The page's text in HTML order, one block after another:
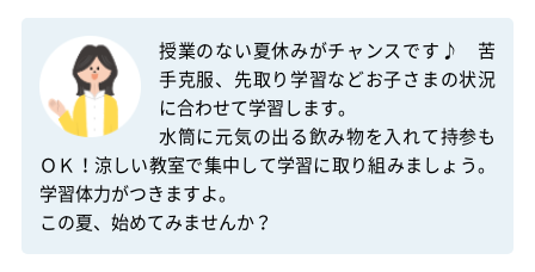
授業のない夏休みがチャンスです♪　苦
手克服、先取り学習などお子さまの状況
に合わせて学習します。
水筒に元気の出る飲み物を入れて持参も
ＯＫ！涼しい教室で集中して学習に取り組みましょう。
学習体力がつきますよ。
この夏、始めてみませんか？